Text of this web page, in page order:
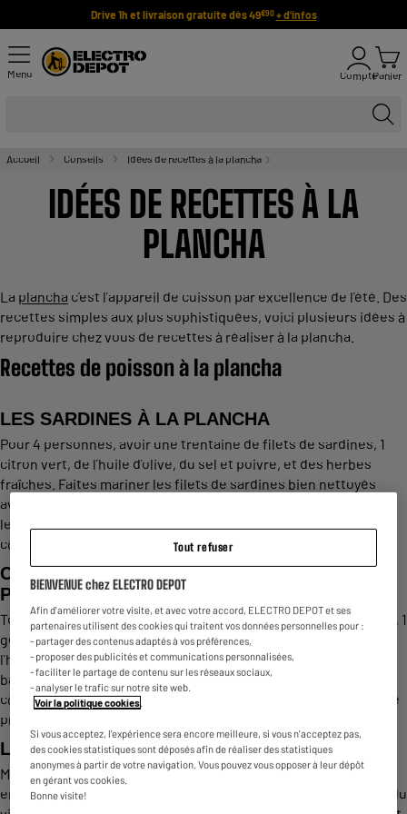
Drive 1h et livraison gratuite dès 49€90 + d'infos
Menu ComptePanier
Accueil Conseils Idées de recettes à la plancha
IDÉES DE RECETTES À LA
PLANCHA
La plancha c’est l’appareil de cuisson par excellence de l’été. Des
recettes simples aux plus sophistiquées, voici plusieurs idées à
reproduire chez vous de recettes à réaliser à la plancha.
Recettes de poisson à la plancha
LES SARDINES À LA PLANCHA
Pour 4 personnes, avoir une trentaine de filets de sardines, 1
citron vert, de l’huile d’olive, du sel et poivre, et des herbes
fraîches. Faites mariner les filets de sardines bien nettoyés
avec le mélange d’huile et d’herbes au moins 1 heure avant de
les saisir. Ensuite, faire cuire à la plancha environ 1 minute par
côté.
CREVETTES ET GAMBAS GRILLÉES À LA
PLANCHA
Toujours pour 4 personnes, comptez une trentaine de gambas, 1
gousse d’ail, 1 bouquet de persil, 1 citron, 50 gr de beurre, de
l’huile d’olive, sel, poivre, tabasco. Ouvrez les gambas et
badigeonnez-les de marinade avant de les faire cuire 2 mn par
côté. À la fin de la cuisson, servir en arrosant du beurre persillé
préparé en amont et du jus de citron.
LES MOULES À LA PLANCHA
Moules maison à la plancha en 45 minutes de préparation. Pour
environ 4 personnes, il vous faudra 3 litres de moules, de l’ail, du
Tout refuser
BIENVENUE chez ELECTRO DEPOT
Afin d'améliorer votre visite, et avec votre accord, ELECTRO DEPOT et ses
partenaires utilisent des cookies qui traitent vos données personnelles pour :
- partager des contenus adaptés à vos préférences,
- proposer des publicités et communications personnalisées,
- faciliter le partage de contenu sur les réseaux sociaux,
- analyser le trafic sur notre site web.
Voir la politique cookies.
Si vous acceptez, l'expérience sera encore meilleure, si vous n'acceptez pas,
des cookies statistiques sont déposés afin de réaliser des statistiques
anonymes à partir de votre navigation. Vous pouvez vous opposer à leur dépôt
en gérant vos cookies.
Bonne visite!